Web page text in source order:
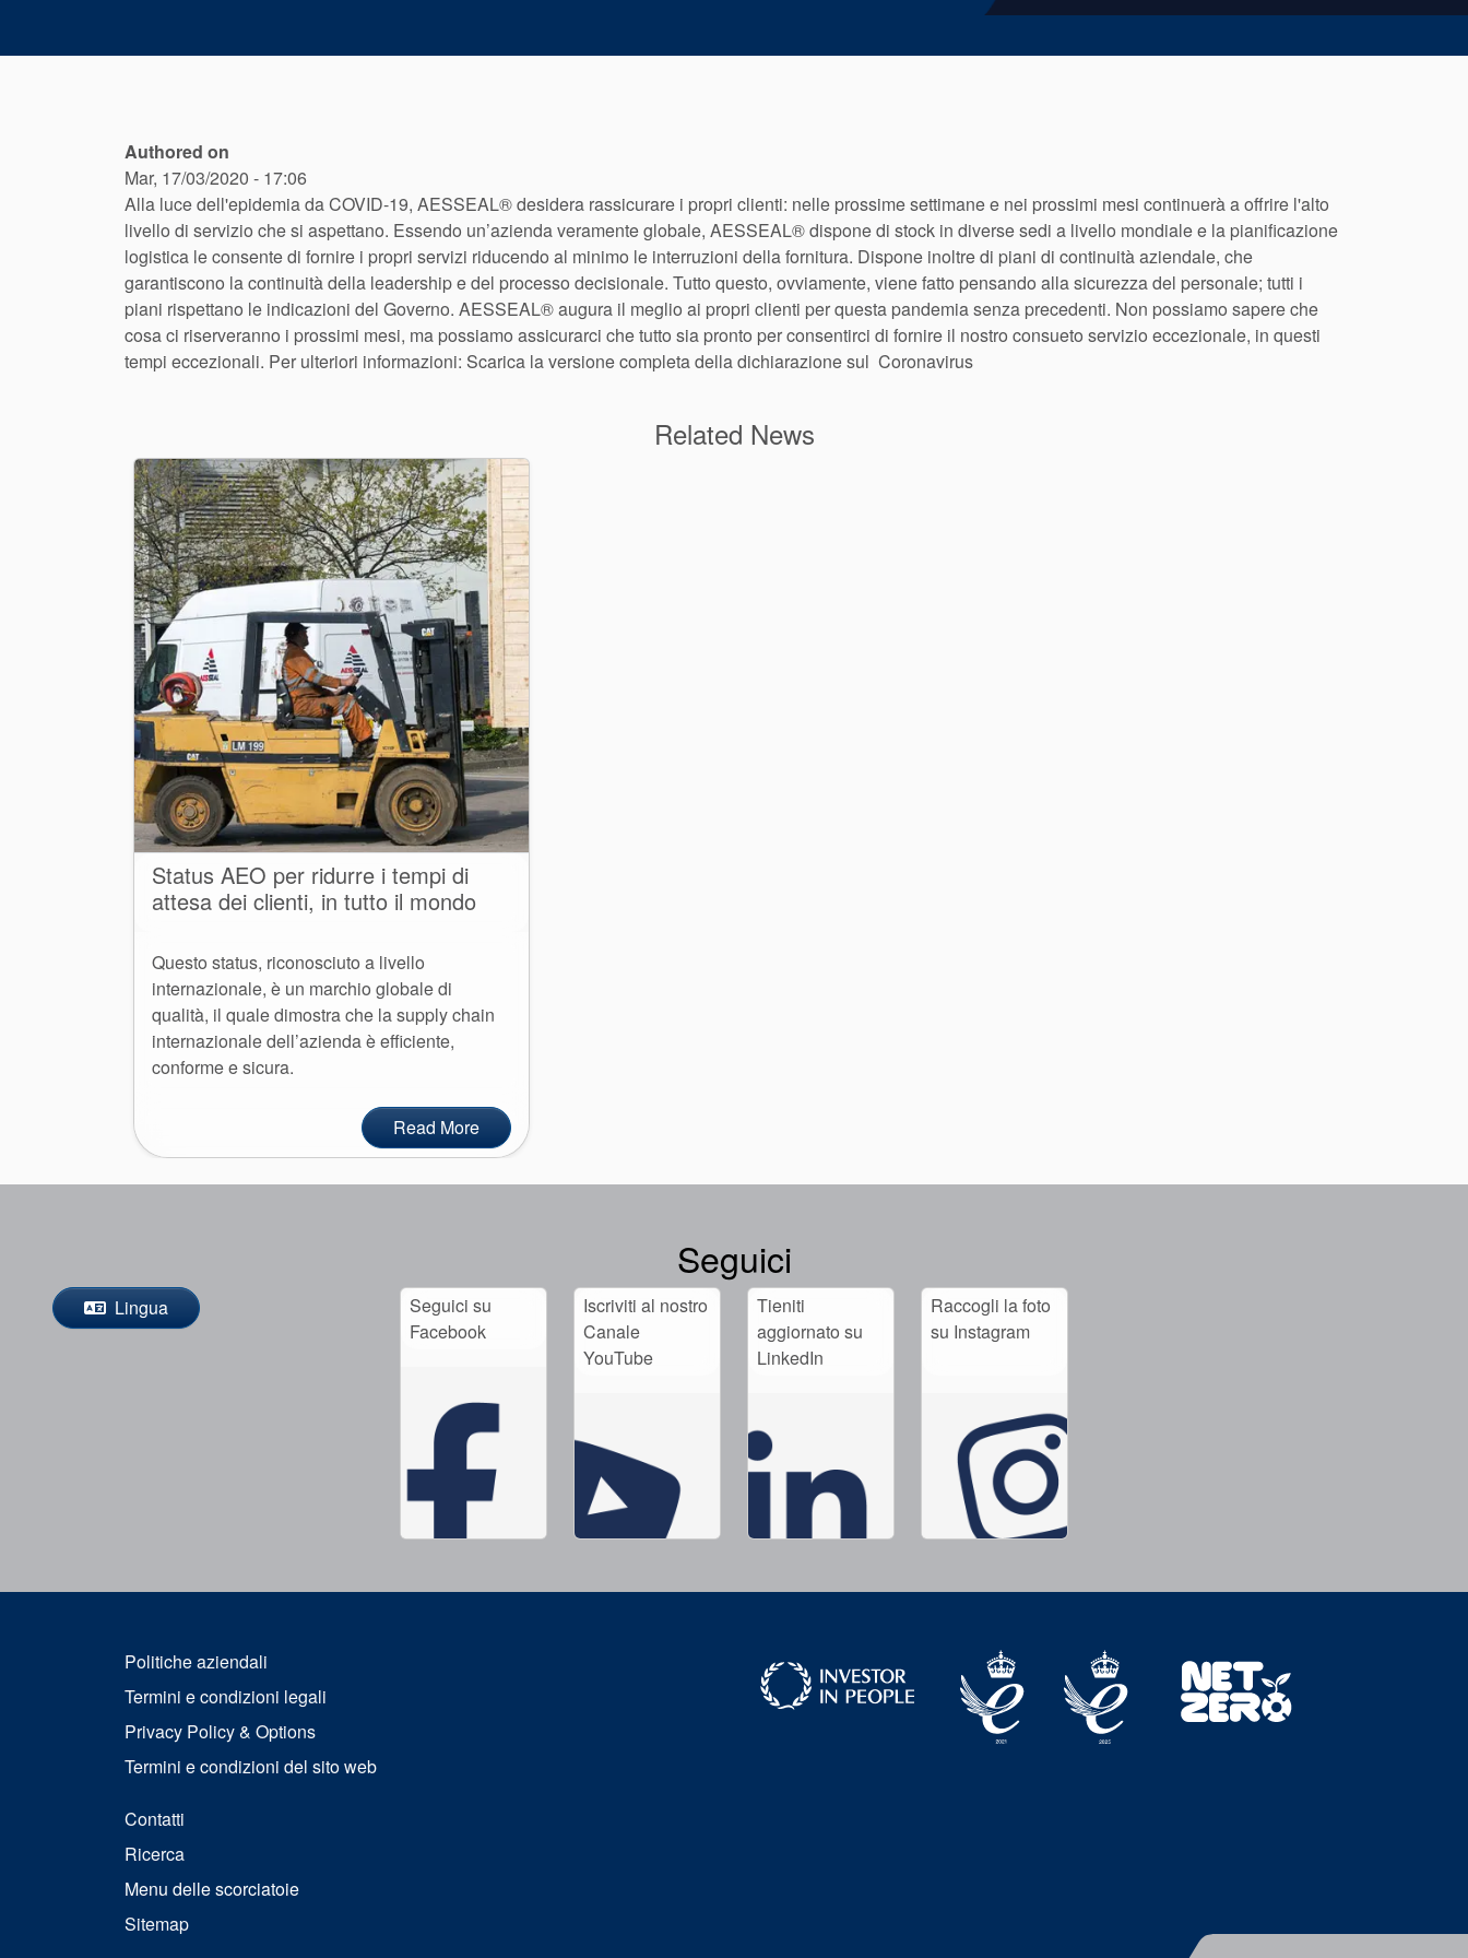
Authored on
Mar, 17/03/2020 - 17:06
Alla luce dell'epidemia da COVID-19, AESSEAL® desidera rassicurare i propri clienti: nelle prossime settimane e nei prossimi mesi continuerà a offrire l'alto
livello di servizio che si aspettano. Essendo un’azienda veramente globale, AESSEAL® dispone di stock in diverse sedi a livello mondiale e la pianificazione
logistica le consente di fornire i propri servizi riducendo al minimo le interruzioni della fornitura. Dispone inoltre di piani di continuità aziendale, che
garantiscono la continuità della leadership e del processo decisionale. Tutto questo, ovviamente, viene fatto pensando alla sicurezza del personale; tutti i
piani rispettano le indicazioni del Governo. AESSEAL® augura il meglio ai propri clienti per questa pandemia senza precedenti. Non possiamo sapere che
cosa ci riserveranno i prossimi mesi, ma possiamo assicurarci che tutto sia pronto per consentirci di fornire il nostro consueto servizio eccezionale, in questi
tempi eccezionali. Per ulteriori informazioni: Scarica la versione completa della dichiarazione sul Coronavirus
Related News
Status AEO per ridurre i tempi di
attesa dei clienti, in tutto il mondo
Questo status, riconosciuto a livello
internazionale, è un marchio globale di
qualità, il quale dimostra che la supply chain
internazionale dell’azienda è efficiente,
conforme e sicura.
Read More
Seguici
Lingua
Seguici su
Facebook
Iscriviti al nostro
Canale
YouTube
Tieniti
aggiornato su
LinkedIn
Raccogli la foto
su Instagram
Politiche aziendali
Termini e condizioni legali
Privacy Policy & Options
Termini e condizioni del sito web
Contatti
Ricerca
Menu delle scorciatoie
Sitemap